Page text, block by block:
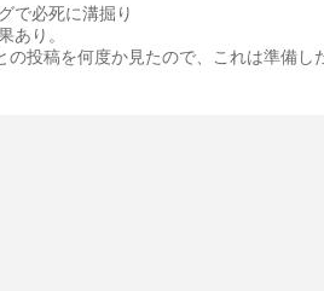
で必死に溝掘り
あり。
の投稿を何度か見たので、これは準備し